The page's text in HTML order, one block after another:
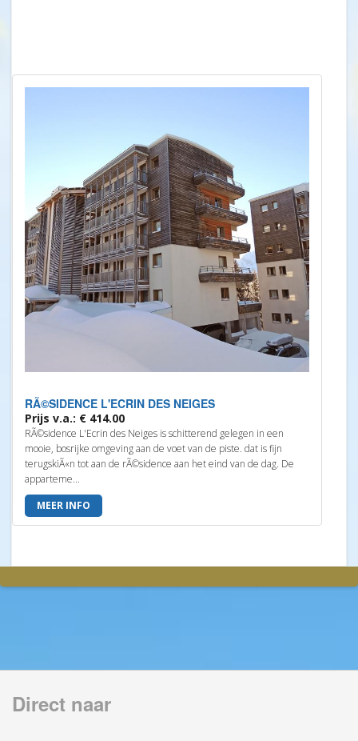
RÃ©SIDENCE L'ECRIN DES NEIGES
Prijs v.a.: € 414.00
RÃ©sidence L'Ecrin des Neiges is schitterend gelegen in een
mooie, bosrijke omgeving aan de voet van de piste. dat is fijn
terugskiÃ«n tot aan de rÃ©sidence aan het eind van de dag. De
apparteme...
MEER INFO
Direct naar